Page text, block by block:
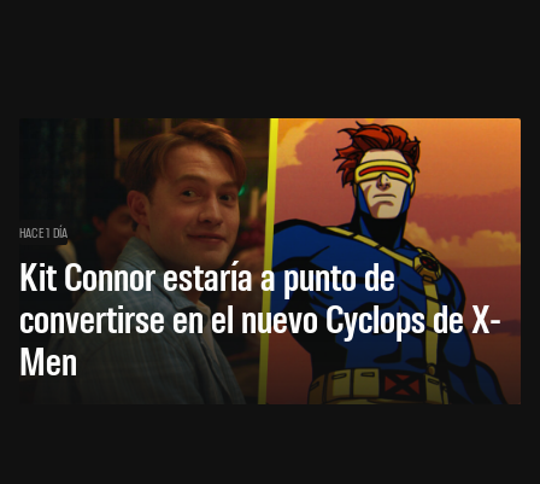
HACE 1 DÍA
Kit Connor estaría a punto de
convertirse en el nuevo Cyclops de X-
Men